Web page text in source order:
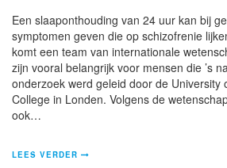
Een slaaponthouding van 24 uur kan bij
symptomen geven die op schizofrenie
komt een team van internationale
zijn vooral belangrijk voor mensen die ’s
onderzoek werd geleid door de University
College in Londen. Volgens de
ook…
LEES VERDER